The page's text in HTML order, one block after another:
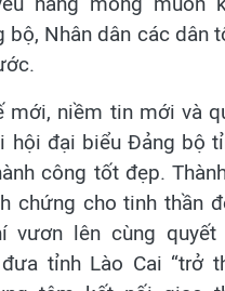
bộ, Nhân dân các dân
mới, niềm tin mới và
hội đại biểu Đảng bộ
công tốt đẹp.
chứng cho tinh thần
vươn lên cùng
tỉnh Lào Cai “trở